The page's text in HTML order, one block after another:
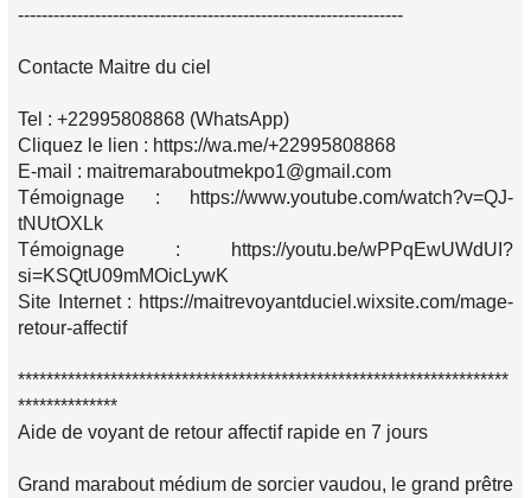
-----------------------------------------------------------------
Contacte Maitre du ciel
Tel : +22995808868 (WhatsApp)
Cliquez le lien : https://wa.me/+22995808868
E-mail : maitremaraboutmekpo1@gmail.com
Témoignage : https://www.youtube.com/watch?v=QJ-
tNUtOXLk
Témoignage : https://youtu.be/wPPqEwUWdUI?
si=KSQtU09mMOicLywK
Site Internet : https://maitrevoyantduciel.wixsite.com/mage-
retour-affectif
*********************************************************************
**************
Aide de voyant de retour affectif rapide en 7 jours
Grand marabout médium de sorcier vaudou, le grand prêtre